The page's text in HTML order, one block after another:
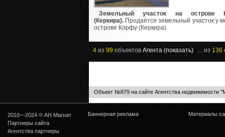
Земельный участок на острове
(Керкира). Продаётся земельный участок у
острове Корфу (Керкира).
4 из 99 объектов Агента (показать) ... из 136
Объект №879 на сайте Агентства недвижимости
2010—2024 © АН Магнат
Партнеры сайта
Агентства партнеры
Баннерная реклама Материалы